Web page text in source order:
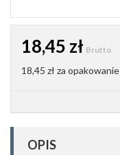
18,45 zł Brutto
18,45 zł za opakowanie
OPIS